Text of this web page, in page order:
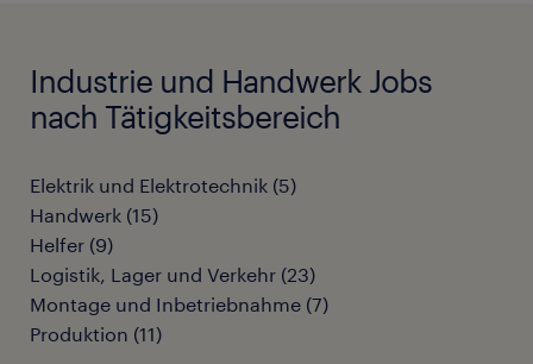
Industrie und Handwerk Jobs
nach Tätigkeitsbereich
Elektrik und Elektrotechnik (5)
Handwerk (15)
Helfer (9)
Logistik, Lager und Verkehr (23)
Montage und Inbetriebnahme (7)
Produktion (11)